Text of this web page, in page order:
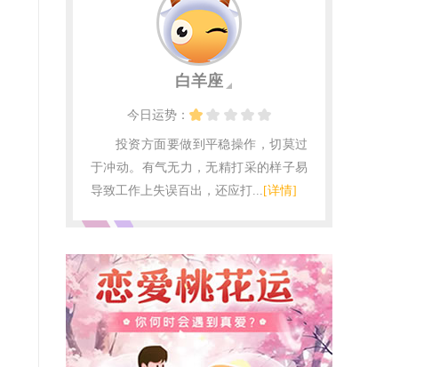
白羊座
今日 运势：
投资方面要做到平稳操作，切莫过
于冲动。有气无力，无精打采的样子易
导致工作上失误百出，还应打... [详情]